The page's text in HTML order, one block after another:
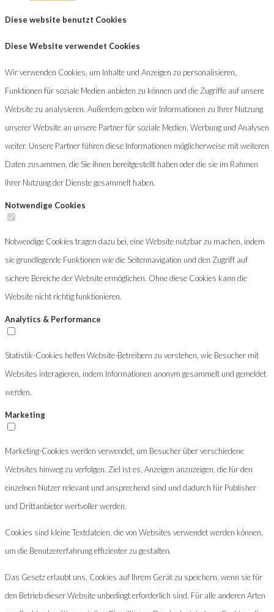
Diese website benutzt Cookies
Diese Website verwendet Cookies
Wir verwenden Cookies, um Inhalte und Anzeigen zu personalisieren,
Funktionen für soziale Medien anbieten zu können und die Zugriffe auf unsere
Website zu analysieren. Außerdem geben wir Informationen zu Ihrer Nutzung
unserer Website an unsere Partner für soziale Medien, Werbung und Analysen
weiter. Unsere Partner führen diese Informationen möglicherweise mit weiteren
Daten zusammen, die Sie ihnen bereitgestellt haben oder die sie im Rahmen
Ihrer Nutzung der Dienste gesammelt haben.
Notwendige Cookies
Notwendige Cookies tragen dazu bei, eine Website nutzbar zu machen, indem
sie grundlegende Funktionen wie die Seitennavigation und den Zugriff auf
sichere Bereiche der Website ermöglichen. Ohne diese Cookies kann die
Website nicht richtig funktionieren.
Analytics & Performance
Statistik-Cookies helfen Website-Betreibern zu verstehen, wie Besucher mit
Websites interagieren, indem Informationen anonym gesammelt und gemeldet
werden.
Marketing
Marketing-Cookies werden verwendet, um Besucher über verschiedene
Websites hinweg zu verfolgen. Ziel ist es, Anzeigen anzuzeigen, die für den
einzelnen Nutzer relevant und ansprechend sind und dadurch für Publisher
und Drittanbieter wertvoller werden.
Cookies sind kleine Textdateien, die von Websites verwendet werden können,
um die Benutzererfahrung effizienter zu gestalten.
Das Gesetz erlaubt uns, Cookies auf Ihrem Gerät zu speichern, wenn sie für
den Betrieb dieser Website unbedingt erforderlich sind. Für alle anderen Arten